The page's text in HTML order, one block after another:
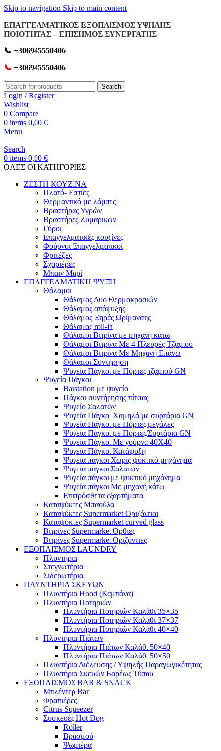
Skip to navigation Skip to main content
ΕΠΑΓΓΕΛΜΑΤΙΚΟΣ ΕΞΟΠΛΙΣΜΟΣ ΥΨΗΛΗΣ
ΠΟΙΟΤΗΤΑΣ – ΕΠΙΣΗΜΟΣ ΣΥΝΕΡΓΑΤΗΣ
📞 +306945550406
📞 +306945550406
Search
Login / Register
Wishlist
0 Compare
0 items 0,00 €
Menu
Search
0 items 0,00 €
OΛΕΣ ΟΙ ΚΑΤΗΓΟΡΙΕΣ
ΖΕΣΤΗ ΚΟΥΖΙΝΑ
Πλατό- Εστίες
Θερμαντικό με λάμπες
Βραστήρας Υγρών
Βραστήρες Ζυμαρικών
Γύροι
Επαγγελματικές κουζίνες
Φούρνοι Επαγγελματικοί
Φριτέζες
Σχαριέρες
Μπαιν Μαρί
ΕΠΑΓΓΕΛΜΑΤΙΚΗ ΨΥΞΗ
Θάλαμοι
Θάλαμος Δυο Θερμοκρασιών
Θάλαμος απόψυξης
Θάλαμος Ξηράς Ωρίμανσης
Θάλαμος roll-in
Θάλαμοι Βιτρίνα με μηχανή κάτω
Θάλαμοι Βιτρίνα Με 4 Πλευρές Τζαμιού
Θάλαμοι Βιτρίνα Με Μηχανή Επάνω
Θάλαμοι Συντήρηση
Ψυγεία Πάγκοι με Πόρτες τζαμιού GN
Ψυγεία Πάγκοι
Barstation με ψυγείο
Πάγκοι συντήρησης πίτσας
Ψυγείο Σαλατών
Ψυγεία Πάγκοι Χαμηλά με συρτάρια GN
Ψυγεία Πάγκοι με Πόρτες μεγάλες
Ψυγεία Πάγκοι με Πόρτες/Συρτάρια GN
Ψυγεία Πάγκοι Με γούρνα 40Χ40
Ψυγεία Πάγκοι Κατάψυξη
Ψυγεία πάγκοι Χωρίς ψυκτικό μηχάνημα
Ψυγεία πάγκοι Σαλατών
Ψυγεία πάγκοι με ψυκτικό μηχάνημα
Ψυγεία πάγκοι Με μηχανή κάτω
Επιπρόσθετα εξαρτήματα
Καταψύκτες Μπαούλα
Καταψύκτες Supermarket Οριζόντιοι
Καταψύκτες Supermarket curved glass
Βιτρίνες Supermarket Όρθιες
Βιτρίνες Supermarket Οριζόντιες
ΕΞΟΠΛΙΣΜΟΣ LAUNDRY
Πλυντήρια
Στεγνωτήρια
Σιδερωτήρια
ΠΛΥΝΤΗΡΙΑ ΣΚΕΥΩΝ
Πλυντήρια Hood (Καμπάνα)
Πλυντήρια Ποτηριών
Πλυντήρια Ποτηριών Καλάθι 35×35
Πλυντήρια Ποτηριών Καλάθι 37×37
Πλυντήρια Ποτηριών Καλάθι 40×40
Πλυντήρια Πιάτων
Πλυντήρια Πιάτων Καλάθι 50×40
Πλυντήρια Πιάτων Καλάθι 50×50
Πλυντήρια Διέλευσης / Υψηλής Παραγωγικότητας
Πλυντήρια Σκευών Βαρέως Τύπου
ΕΞΟΠΛΙΣΜΟΣ BAR & SNACK
Μπλέντερ Bar
Φραπιέρες
Citrus Squeezer
Συσκευές Hot Dog
Roller
Βρασμού
Ψωμιέρα